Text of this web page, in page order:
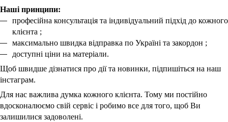
Наші принципи:
професійна консультація та індивідуальний підхід до кожного
клієнта ;
максимально швидка відправка по Україні та закордон ;
доступні ціни на матеріали.
Щоб швидше дізнатися про дії та новинки, підпишіться на наш
інстаграм.
Для нас важлива думка кожного клієнта. Тому ми постійно
вдосконалюємо свій сервіс і робимо все для того, щоб Ви
залишилися задоволені.